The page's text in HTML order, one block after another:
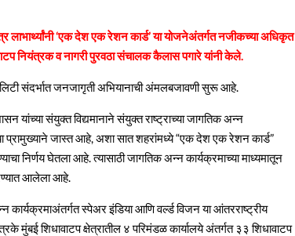
लाभार्थ्यांनी ‘एक देश एक रेशन कार्ड’ या योजनेअंतर्गत नजीकच्या अधिकृत
नियंत्रक व नागरी पुरवठा संचालक कैलास पगारे यांनी केले.
संदर्भात जनजागृती अभियानाची अंमलबजावणी सुरू आहे.
यांच्या संयुक्त विद्यमानाने संयुक्त राष्ट्राच्या जागतिक अन्न
प्रामुख्याने जास्त आहे, अशा सात शहरांमध्ये “एक देश एक रेशन कार्ड”
निर्णय घेतला आहे. त्यासाठी जागतिक अन्न कार्यक्रमाच्या माध्यमातून
आलेला आहे.
कार्यक्रमाअंतर्गत स्पेअर इंडिया आणि वर्ल्ड विजन या आंतरराष्ट्रीय
मुंबई शिधावाटप क्षेत्रातील ४ परिमंडळ कार्यालये अंतर्गत ३३ शिधावाटप